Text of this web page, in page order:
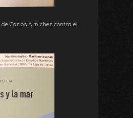
Carlos Arniches contra el